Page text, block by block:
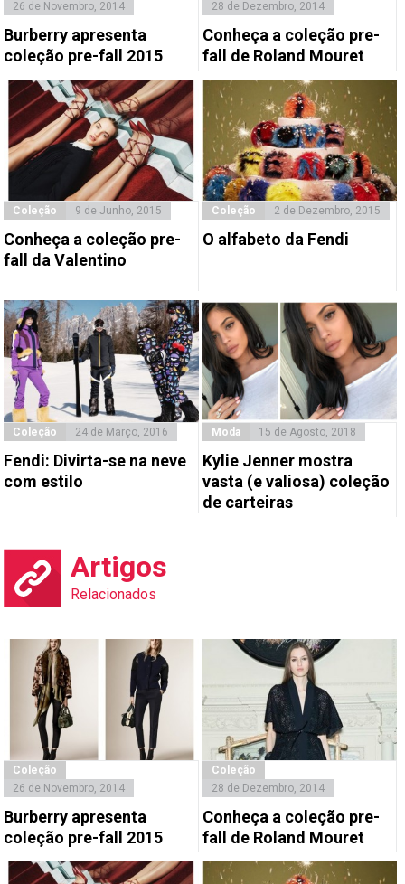
26 de Novembro, 2014
Burberry apresenta
coleção pre-fall 2015
28 de Dezembro, 2014
Conheça a coleção pre-
fall de Roland Mouret
Coleção 9 de Junho, 2015
Conheça a coleção pre-
fall da Valentino
Coleção 2 de Dezembro, 2015
O alfabeto da Fendi
Coleção 24 de Março, 2016
Fendi: Divirta-se na neve
com estilo
Moda 15 de Agosto, 2018
Kylie Jenner mostra
vasta (e valiosa) coleção
de carteiras
Artigos
Relacionados
Coleção
26 de Novembro, 2014
Burberry apresenta
coleção pre-fall 2015
Coleção
28 de Dezembro, 2014
Conheça a coleção pre-
fall de Roland Mouret